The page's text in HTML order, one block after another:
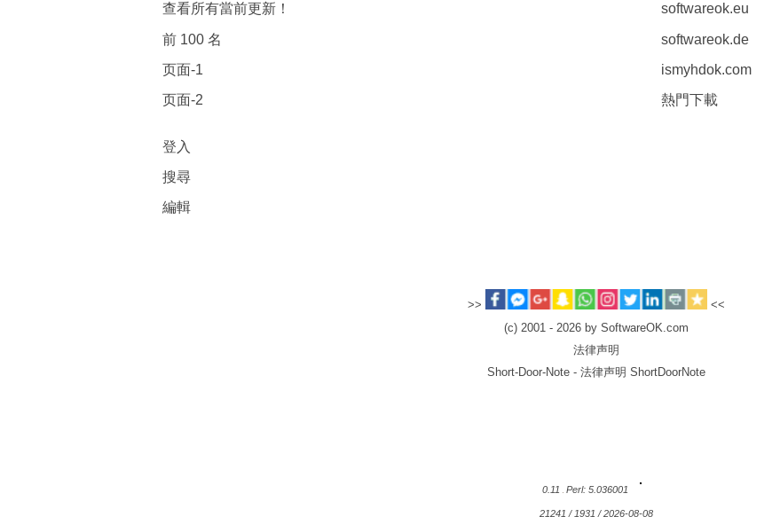
查看所有當前更新！
前 100 名
页面-1
页面-2
登入
搜尋
編輯
softwareok.eu
softwareok.de
ismyhdok.com
熱門下載
>>
<<
(c) 2001 - 2026 by SoftwareOK.com
法律声明
Short-Door-Note - 法律声明 ShortDoorNote
0.11 Perl: 5.036001
21241 / 1931 / 2026-08-08